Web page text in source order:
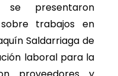
presentaron
trabajos en
Saldarriaga de
laboral para la